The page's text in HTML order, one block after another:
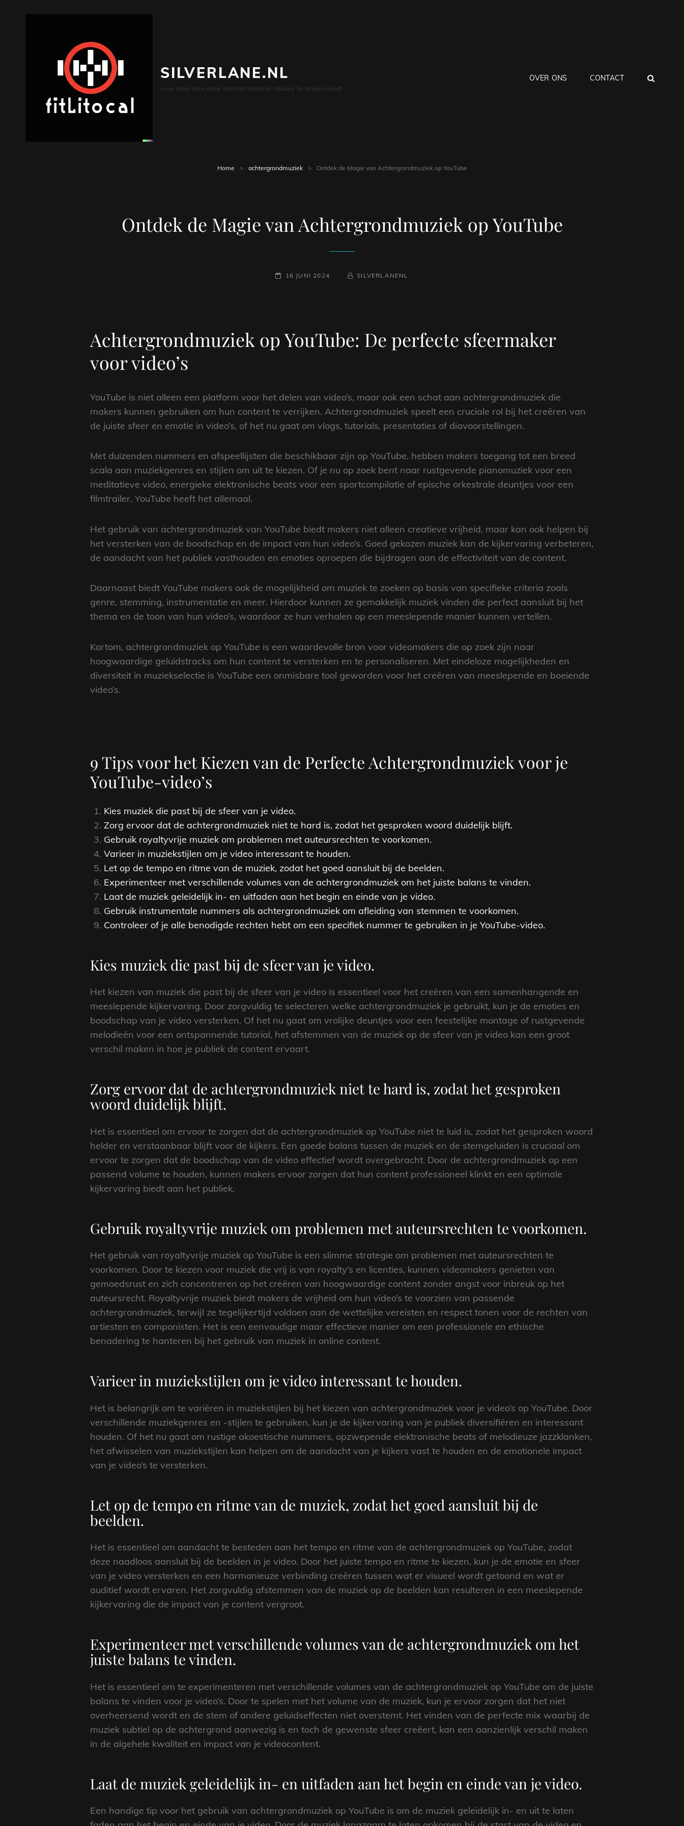
SILVERLANE.NL
Jouw Bron Voor Alles Wat Met Metal En Muziek Te Maken Heeft
OVER ONS CONTACT
Home > achtergrondmuziek > Ontdek de Magie van Achtergrondmuziek op YouTube
Ontdek de Magie van Achtergrondmuziek op YouTube
GEPLAATST
16 JUNI 2024 NAAMREGEL
BYLINE
SILVERLANENL
Achtergrondmuziek op YouTube: De perfecte sfeermaker
voor video’s
YouTube is niet alleen een platform voor het delen van video’s, maar ook een schat aan achtergrondmuziek die
makers kunnen gebruiken om hun content te verrijken. Achtergrondmuziek speelt een cruciale rol bij het creëren van
de juiste sfeer en emotie in video’s, of het nu gaat om vlogs, tutorials, presentaties of diavoorstellingen.
Met duizenden nummers en afspeellijsten die beschikbaar zijn op YouTube, hebben makers toegang tot een breed
scala aan muziekgenres en stijlen om uit te kiezen. Of je nu op zoek bent naar rustgevende pianomuziek voor een
meditatieve video, energieke elektronische beats voor een sportcompilatie of epische orkestrale deuntjes voor een
filmtrailer, YouTube heeft het allemaal.
Het gebruik van achtergrondmuziek van YouTube biedt makers niet alleen creatieve vrijheid, maar kan ook helpen bij
het versterken van de boodschap en de impact van hun video’s. Goed gekozen muziek kan de kijkervaring verbeteren,
de aandacht van het publiek vasthouden en emoties oproepen die bijdragen aan de effectiviteit van de content.
Daarnaast biedt YouTube makers ook de mogelijkheid om muziek te zoeken op basis van specifieke criteria zoals
genre, stemming, instrumentatie en meer. Hierdoor kunnen ze gemakkelijk muziek vinden die perfect aansluit bij het
thema en de toon van hun video’s, waardoor ze hun verhalen op een meeslepende manier kunnen vertellen.
Kortom, achtergrondmuziek op YouTube is een waardevolle bron voor videomakers die op zoek zijn naar
hoogwaardige geluidstracks om hun content te versterken en te personaliseren. Met eindeloze mogelijkheden en
diversiteit in muziekselectie is YouTube een onmisbare tool geworden voor het creëren van meeslepende en boeiende
video’s.
9 Tips voor het Kiezen van de Perfecte Achtergrondmuziek voor je
YouTube-video’s
Kies muziek die past bij de sfeer van je video.
Zorg ervoor dat de achtergrondmuziek niet te hard is, zodat het gesproken woord duidelijk blijft.
Gebruik royaltyvrije muziek om problemen met auteursrechten te voorkomen.
Varieer in muziekstijlen om je video interessant te houden.
Let op de tempo en ritme van de muziek, zodat het goed aansluit bij de beelden.
Experimenteer met verschillende volumes van de achtergrondmuziek om het juiste balans te vinden.
Laat de muziek geleidelijk in- en uitfaden aan het begin en einde van je video.
Gebruik instrumentale nummers als achtergrondmuziek om afleiding van stemmen te voorkomen.
Controleer of je alle benodigde rechten hebt om een specifiek nummer te gebruiken in je YouTube-video.
Kies muziek die past bij de sfeer van je video.
Het kiezen van muziek die past bij de sfeer van je video is essentieel voor het creëren van een samenhangende en
meeslepende kijkervaring. Door zorgvuldig te selecteren welke achtergrondmuziek je gebruikt, kun je de emoties en
boodschap van je video versterken. Of het nu gaat om vrolijke deuntjes voor een feestelijke montage of rustgevende
melodieën voor een ontspannende tutorial, het afstemmen van de muziek op de sfeer van je video kan een groot
verschil maken in hoe je publiek de content ervaart.
Zorg ervoor dat de achtergrondmuziek niet te hard is, zodat het gesproken
woord duidelijk blijft.
Het is essentieel om ervoor te zorgen dat de achtergrondmuziek op YouTube niet te luid is, zodat het gesproken woord
helder en verstaanbaar blijft voor de kijkers. Een goede balans tussen de muziek en de stemgeluiden is cruciaal om
ervoor te zorgen dat de boodschap van de video effectief wordt overgebracht. Door de achtergrondmuziek op een
passend volume te houden, kunnen makers ervoor zorgen dat hun content professioneel klinkt en een optimale
kijkervaring biedt aan het publiek.
Gebruik royaltyvrije muziek om problemen met auteursrechten te voorkomen.
Het gebruik van royaltyvrije muziek op YouTube is een slimme strategie om problemen met auteursrechten te
voorkomen. Door te kiezen voor muziek die vrij is van royalty’s en licenties, kunnen videomakers genieten van
gemoedsrust en zich concentreren op het creëren van hoogwaardige content zonder angst voor inbreuk op het
auteursrecht. Royaltyvrije muziek biedt makers de vrijheid om hun video’s te voorzien van passende
achtergrondmuziek, terwijl ze tegelijkertijd voldoen aan de wettelijke vereisten en respect tonen voor de rechten van
artiesten en componisten. Het is een eenvoudige maar effectieve manier om een professionele en ethische
benadering te hanteren bij het gebruik van muziek in online content.
Varieer in muziekstijlen om je video interessant te houden.
Het is belangrijk om te variëren in muziekstijlen bij het kiezen van achtergrondmuziek voor je video’s op YouTube. Door
verschillende muziekgenres en -stijlen te gebruiken, kun je de kijkervaring van je publiek diversifiëren en interessant
houden. Of het nu gaat om rustige akoestische nummers, opzwepende elektronische beats of melodieuze jazzklanken,
het afwisselen van muziekstijlen kan helpen om de aandacht van je kijkers vast te houden en de emotionele impact
van je video’s te versterken.
Let op de tempo en ritme van de muziek, zodat het goed aansluit bij de
beelden.
Het is essentieel om aandacht te besteden aan het tempo en ritme van de achtergrondmuziek op YouTube, zodat
deze naadloos aansluit bij de beelden in je video. Door het juiste tempo en ritme te kiezen, kun je de emotie en sfeer
van je video versterken en een harmonieuze verbinding creëren tussen wat er visueel wordt getoond en wat er
auditief wordt ervaren. Het zorgvuldig afstemmen van de muziek op de beelden kan resulteren in een meeslepende
kijkervaring die de impact van je content vergroot.
Experimenteer met verschillende volumes van de achtergrondmuziek om het
juiste balans te vinden.
Het is essentieel om te experimenteren met verschillende volumes van de achtergrondmuziek op YouTube om de juiste
balans te vinden voor je video’s. Door te spelen met het volume van de muziek, kun je ervoor zorgen dat het niet
overheersend wordt en de stem of andere geluidseffecten niet overstemt. Het vinden van de perfecte mix waarbij de
muziek subtiel op de achtergrond aanwezig is en toch de gewenste sfeer creëert, kan een aanzienlijk verschil maken
in de algehele kwaliteit en impact van je videocontent.
Laat de muziek geleidelijk in- en uitfaden aan het begin en einde van je video.
Een handige tip voor het gebruik van achtergrondmuziek op YouTube is om de muziek geleidelijk in- en uit te laten